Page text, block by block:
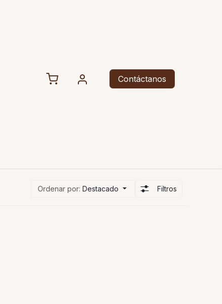
Contáctanos
Ordenar por: Destacado Filtros